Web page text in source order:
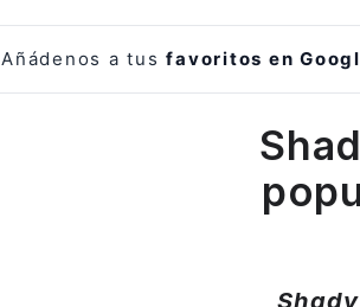
Añádenos a tusfavoritos en